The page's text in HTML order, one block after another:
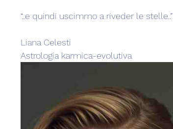
“..e quindi uscimmo a riveder le stelle..”
Liana Celesti
Astrologia karmica-evolutiva